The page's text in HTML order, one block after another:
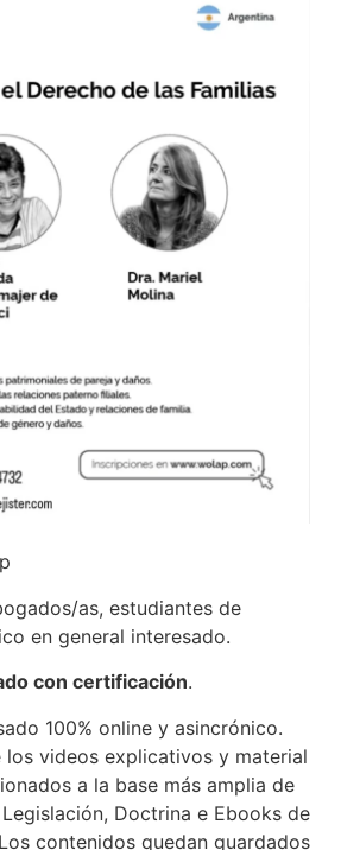
as, estudiantes de
en general interesado.
con certificación.
100% online y asincrónico.
los videos explicativos y material
a la base más amplia de
Doctrina e Ebooks de
contenidos quedan guardados